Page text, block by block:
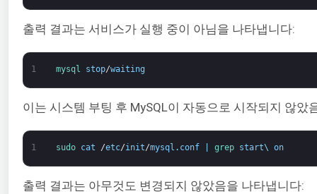
출력 결과는 서비스가 실행 중이 아님을 나타냅니다:
1 mysql stop/waiting
이는 시스템 부팅 후 MySQL이 자동으로 시작되지 않
1 sudo cat /etc/init/mysql . conf grep start\ on
출력 결과는 아무것도 변경되지 않았음을 나타냅니다: